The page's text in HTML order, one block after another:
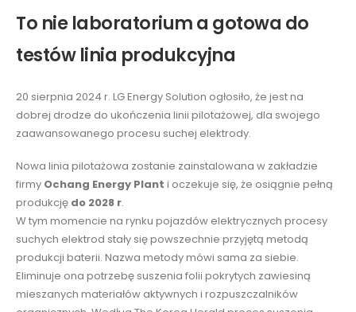
To nie laboratorium a gotowa do
testów linia produkcyjna
20 sierpnia 2024 r. LG Energy Solution ogłosiło, że jest na
dobrej drodze do ukończenia linii pilotażowej, dla swojego
zaawansowanego procesu suchej elektrody.
Nowa linia pilotażowa zostanie zainstalowana w zakładzie
firmy Ochang Energy Plant i oczekuje się, że osiągnie pełną
produkcję do 2028 r.
W tym momencie na rynku pojazdów elektrycznych procesy
suchych elektrod stały się powszechnie przyjętą metodą
produkcji baterii. Nazwa metody mówi sama za siebie.
Eliminuje ona potrzebę suszenia folii pokrytych zawiesiną
mieszanych materiałów aktywnych i rozpuszczalników